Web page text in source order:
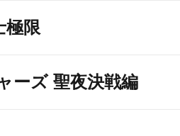
極限
ーズ 聖夜決戦編